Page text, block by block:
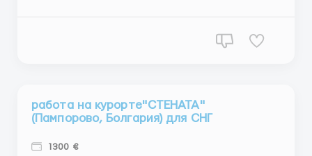
работа на курорте"СТЕНАТА"
(Пампорово, Болгария) для СНГ
1300 €